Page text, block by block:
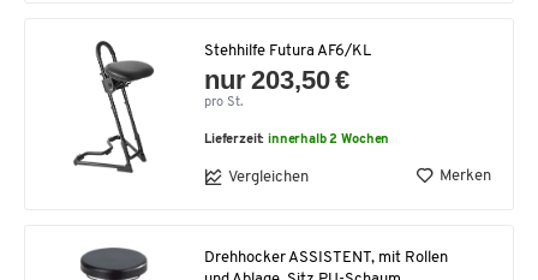
Stehhilfe Futura AF6/KL
nur 203,50 €
pro St.
Lieferzeit:innerhalb 2 Wochen
Vergleichen Merken
Drehhocker ASSISTENT, mit Rollen